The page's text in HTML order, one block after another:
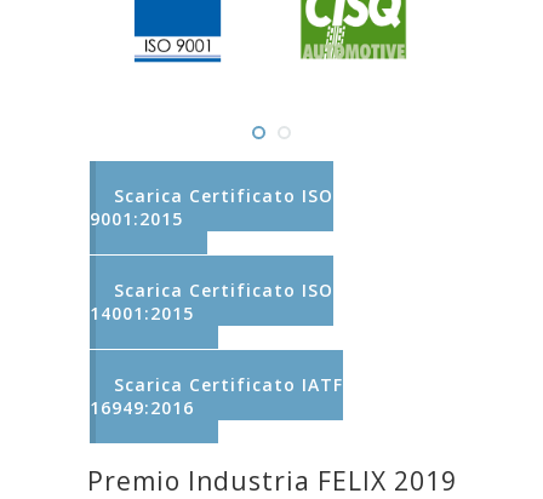
Scarica Certificato ISO
9001:2015
Scarica Certificato ISO
14001:2015
Scarica Certificato IATF
16949:2016
Premio Industria FELIX 2019